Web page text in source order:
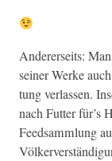
Ander­er­seits:
sein­er Werke
tung ver­lassen.
nach Fut­ter für’s
Feed­samm­lung